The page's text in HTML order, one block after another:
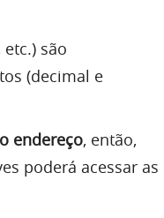
são
(decimal e
endereço, então,
poderá acessar as